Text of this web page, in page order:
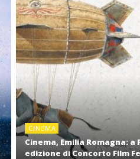
CINEMA
Cinema, Emilia Romagna: a
edizione di Concorto Film